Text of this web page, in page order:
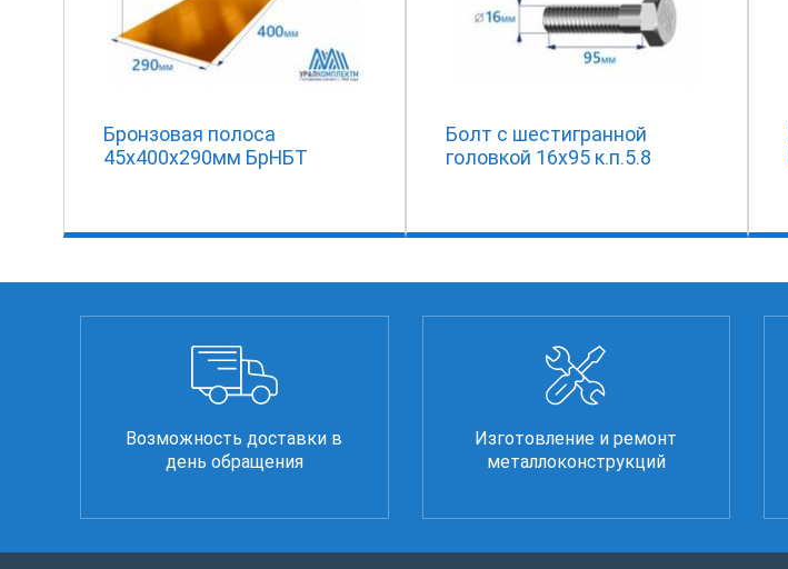
Бронзовая полоса
45x400x290мм БрНБТ
Болт с шестигранной
головкой 16х95 к.п.5.8
Возможность доставки в
день обращения
Изготовление и ремонт
металлоконструкций